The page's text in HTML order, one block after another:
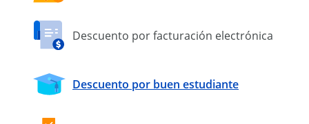
Descuento por facturación electrónica
Descuento por buen estudiante